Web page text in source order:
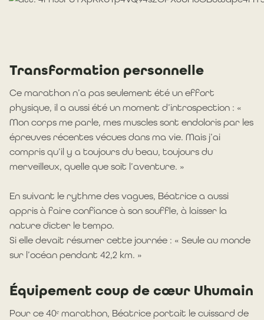
Transformation personnelle
Ce marathon n’a pas seulement été un effort
physique, il a aussi été un moment d’introspection : «
Mon corps me parle, mes muscles sont endoloris par les
épreuves récentes vécues dans ma vie. Mais j’ai
compris qu’il y a toujours du beau, toujours du
merveilleux, quelle que soit l’aventure. »
En suivant le rythme des vagues, Béatrice a aussi
appris à faire confiance à son souffle, à laisser la
nature dicter le tempo.
Si elle devait résumer cette journée : « Seule au monde
sur l’océan pendant 42,2 km. »
Équipement coup de cœur Uhumain
Pour ce 40ᵉ marathon, Béatrice portait le cuissard de